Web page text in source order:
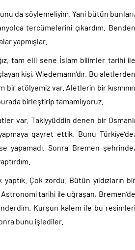
da söylemeliyim. Yani bütün bunları,
tercümelerini çıkardım. Benden
yapmışlar.
tam elli sene İslam bilimler tarihi ile
kişi, Wiedemann’dır. Bu aletlerden
bir atölyemiz var. Aletlerin bir kısmının
birleştirip tamamlıyoruz.
var. Takiyyüddin denen bir Osmanlı
gayret ettik. Bunu Türkiye’de,
yapamadı. Sonra Bremen şehrinde,
yaptık. Çok zordu. Bütün yıldızların bir
tarihi ile uğraşan, Bremen’de
Kurşun kalem ile bu resimleri
bunu işlediler.